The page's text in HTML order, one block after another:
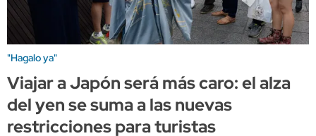
"Hagalo ya"
Viajar a Japón será más caro: el alza
del yen se suma a las nuevas
restricciones para turistas